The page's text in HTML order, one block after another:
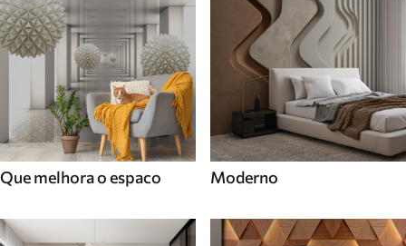
Que melhora o espaco Moderno